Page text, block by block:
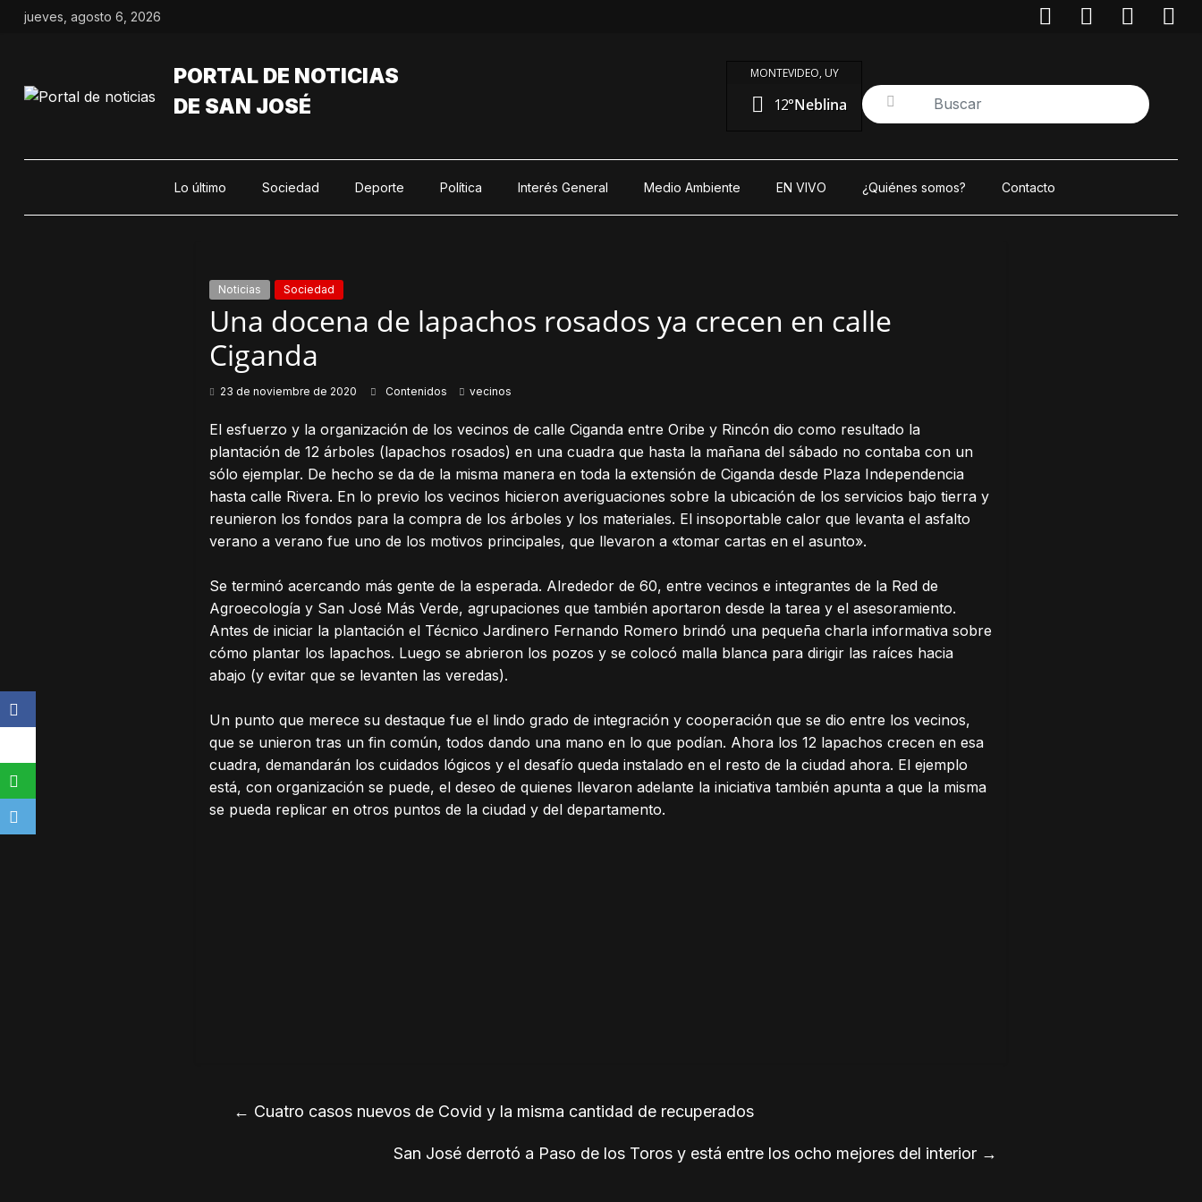
Saltarjueves, agosto 6, 2026
PORTAL DE NOTICIAS
DE SAN JOSÉ
MONTEVIDEO, UY
12°Neblina
Lo último Sociedad Deporte Política Interés General Medio Ambiente EN VIVO ¿Quiénes somos? Contacto
Noticias Sociedad
Una docena de lapachos rosados ya crecen en calle
Ciganda
23 de noviembre de 2020 Contenidos vecinos
El esfuerzo y la organización de los vecinos de calle Ciganda entre Oribe y Rincón dio como resultado la
plantación de 12 árboles (lapachos rosados) en una cuadra que hasta la mañana del sábado no contaba con un
sólo ejemplar. De hecho se da de la misma manera en toda la extensión de Ciganda desde Plaza Independencia
hasta calle Rivera. En lo previo los vecinos hicieron averiguaciones sobre la ubicación de los servicios bajo tierra y
reunieron los fondos para la compra de los árboles y los materiales. El insoportable calor que levanta el asfalto
verano a verano fue uno de los motivos principales, que llevaron a «tomar cartas en el asunto».
Se terminó acercando más gente de la esperada. Alrededor de 60, entre vecinos e integrantes de la Red de
Agroecología y San José Más Verde, agrupaciones que también aportaron desde la tarea y el asesoramiento.
Antes de iniciar la plantación el Técnico Jardinero Fernando Romero brindó una pequeña charla informativa sobre
cómo plantar los lapachos. Luego se abrieron los pozos y se colocó malla blanca para dirigir las raíces hacia
abajo (y evitar que se levanten las veredas).
Un punto que merece su destaque fue el lindo grado de integración y cooperación que se dio entre los vecinos,
que se unieron tras un fin común, todos dando una mano en lo que podían. Ahora los 12 lapachos crecen en esa
cuadra, demandarán los cuidados lógicos y el desafío queda instalado en el resto de la ciudad ahora. El ejemplo
está, con organización se puede, el deseo de quienes llevaron adelante la iniciativa también apunta a que la misma
se pueda replicar en otros puntos de la ciudad y del departamento.
← Cuatro casos nuevos de Covid y la misma cantidad de recuperados
San José derrotó a Paso de los Toros y está entre los ocho mejores del interior →